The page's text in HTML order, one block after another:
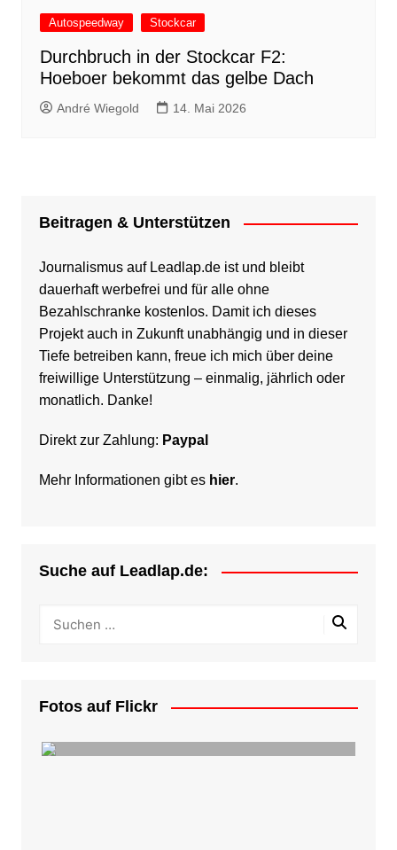
Autospeedway Stockcar
Durchbruch in der Stockcar F2:
Hoeboer bekommt das gelbe Dach
André Wiegold 14. Mai 2026
Beitragen & Unterstützen
Journalismus auf Leadlap.de ist und bleibt
dauerhaft werbefrei und für alle ohne
Bezahlschranke kostenlos. Damit ich dieses
Projekt auch in Zukunft unabhängig und in dieser
Tiefe betreiben kann, freue ich mich über deine
freiwillige Unterstützung – einmalig, jährlich oder
monatlich. Danke!
Direkt zur Zahlung: Paypal
Mehr Informationen gibt es hier.
Suche auf Leadlap.de:
Fotos auf Flickr